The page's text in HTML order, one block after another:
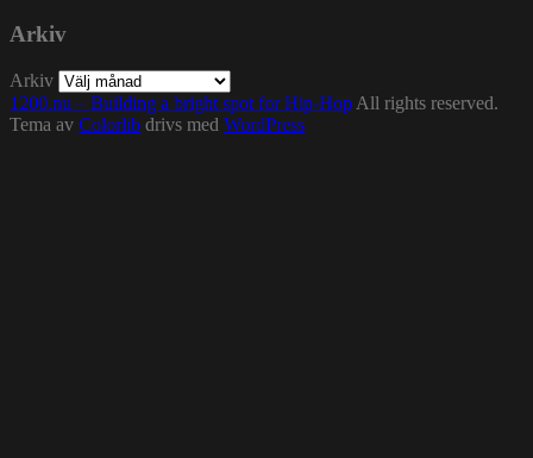
Arkiv
Arkiv
1200.nu – Building a bright spot for Hip-Hop All rights reserved.
Tema av Colorlib drivs med WordPress